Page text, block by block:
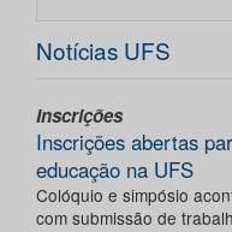
Notícias UFS
Inscrições
Inscrições abertas
educação na UFS
Colóquio e simpósio
com submissão de